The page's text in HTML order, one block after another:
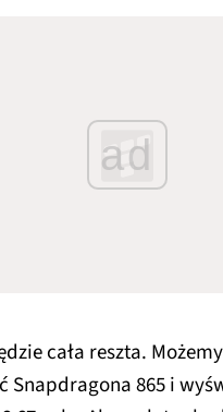
ad
cała reszta.
Snapdragona 865 i